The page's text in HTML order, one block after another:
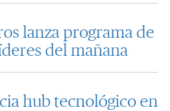
lanza programa de
del mañana
hub tecnológico en